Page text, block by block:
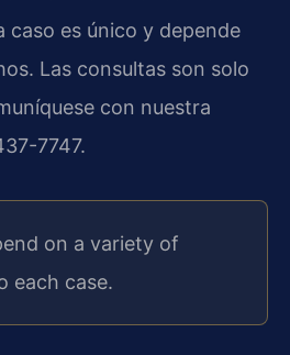
caso es único y depende
Las consultas son solo
con nuestra
7747.
on a variety of
each case.